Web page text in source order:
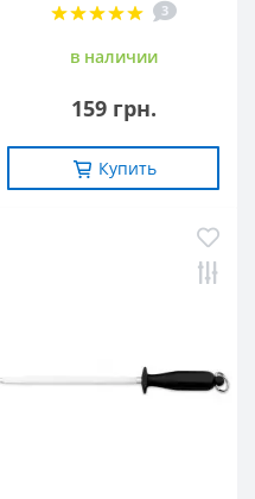
3
в наличии
159 грн.
Купить